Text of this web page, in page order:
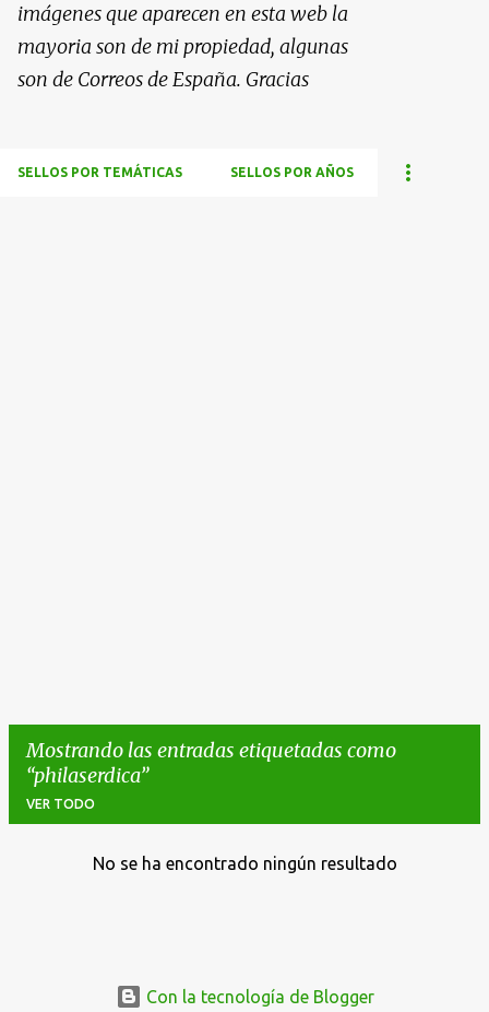
imágenes que aparecen en esta web la
mayoria son de mi propiedad, algunas
son de Correos de España. Gracias
SELLOS POR TEMÁTICAS SELLOS POR AÑOS
Mostrando las entradas etiquetadas como
philaserdica
VER TODO
No se ha encontrado ningún resultado
Con la tecnología de Blogger